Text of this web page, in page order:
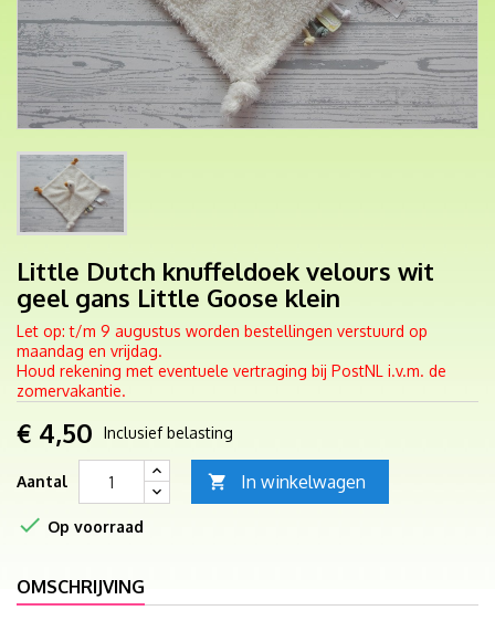
Little Dutch knuffeldoek velours wit
geel gans Little Goose klein
Let op: t/m 9 augustus worden bestellingen verstuurd op
maandag en vrijdag.
Houd rekening met eventuele vertraging bij PostNL i.v.m. de
zomervakantie.
€ 4,50 Inclusief belasting
Aantal  In winkelwagen
 Op voorraad
OMSCHRIJVING